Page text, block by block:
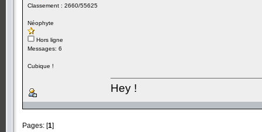
Classement : 2660/55625
Néophyte
Hors ligne
Messages: 6
Cubique !
Hey !
Pages: [1]